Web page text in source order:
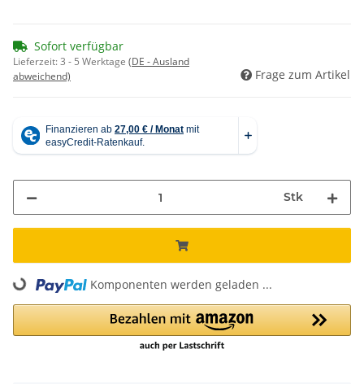
Sofort verfügbar
Lieferzeit:3 - 5 Werktage (DE - Ausland
abweichend)
Frage zum Artikel
Stk
Loading... Komponenten werden geladen ...